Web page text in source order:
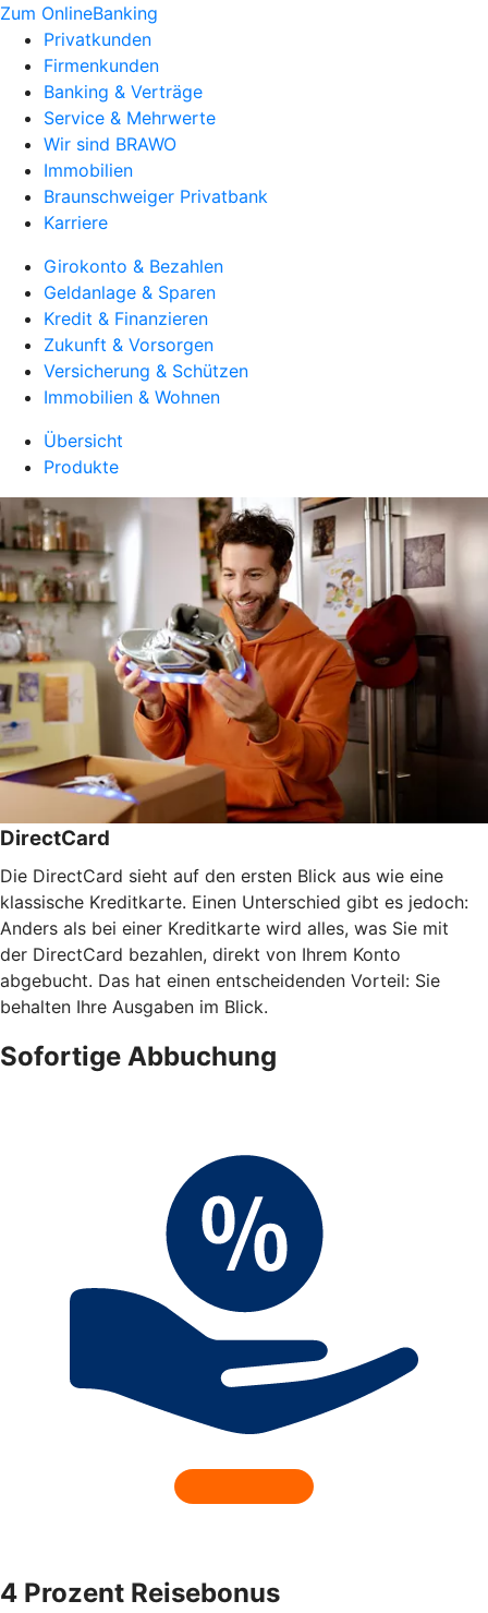
Zum OnlineBanking
Privatkunden
Firmenkunden
Banking & Verträge
Service & Mehrwerte
Wir sind BRAWO
Immobilien
Braunschweiger Privatbank
Karriere
Girokonto & Bezahlen
Geldanlage & Sparen
Kredit & Finanzieren
Zukunft & Vorsorgen
Versicherung & Schützen
Immobilien & Wohnen
Übersicht
Produkte
DirectCard
Die DirectCard sieht auf den ersten Blick aus wie eine
klassische Kreditkarte. Einen Unterschied gibt es jedoch:
Anders als bei einer Kreditkarte wird alles, was Sie mit
der DirectCard bezahlen, direkt von Ihrem Konto
abgebucht. Das hat einen entscheidenden Vorteil: Sie
behalten Ihre Ausgaben im Blick.
Sofortige Abbuchung
4 Prozent Reisebonus